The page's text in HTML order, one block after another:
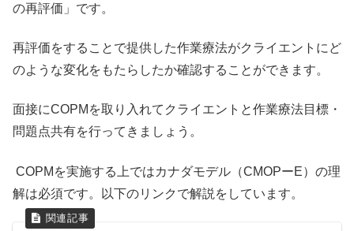
の再評価」です。
再評価をすることで提供した作業療法がクライエントにど
のような変化をもたらしたか確認することができます。
面接にCOPMを取り入れてクライエントと作業療法目標・
問題点共有を行ってきましょう。
COPMを実施する上ではカナダモデル（CMOPーE）の理
解は必須です。以下のリンクで解説をしています。